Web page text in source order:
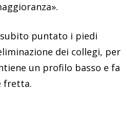
subito puntato i piedi
dei collegi, per
un profilo basso e fa
fretta.